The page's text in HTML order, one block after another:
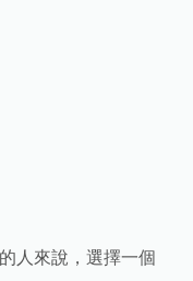
人來說，選擇一個